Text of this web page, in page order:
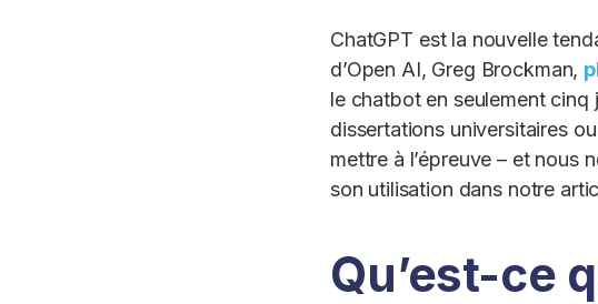
ChatGPT est la nouvelle
d’Open AI, Greg Brockman,
le chatbot en seulement cinq
dissertations universitaires
mettre à l’épreuve – et nous
son utilisation dans notre
Qu’est-ce